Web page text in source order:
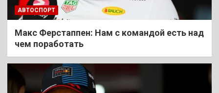
АВТОСПОРТ
Макс Ферстаппен: Нам с командой есть над
чем поработать